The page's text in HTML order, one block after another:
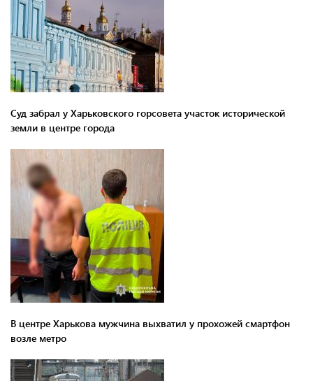
Суд забрал у Харьковского горсовета участок исторической
земли в центре города
В центре Харькова мужчина выхватил у прохожей смартфон
возле метро